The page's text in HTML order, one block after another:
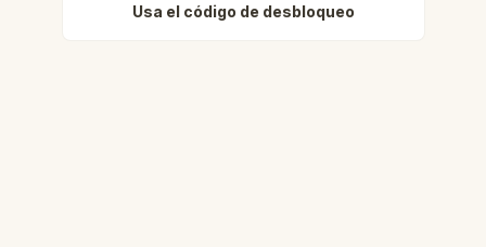
Usa el código de desbloqueo